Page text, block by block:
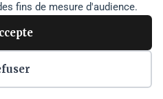
fins de mesure d'audience.
Palestine |